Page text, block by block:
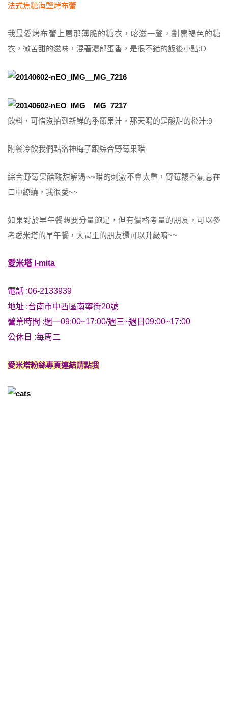
法式焦糖海鹽烤布蕾
我最愛烤布蕾上層那薄脆的糖衣，喀滋一聲，劃開褐色的糖
衣，微苦甜的滋味，混著濃郁蛋香，是很不錯的飯後小點:D
飲料，可惜沒拍到新鮮的季節果汁，那天喝的是酸甜的橙汁:9
附餐冷飲我們點洛神梅子跟綜合野莓果醋
綜合野莓果醋酸甜解渴~~醋的刺激不會太重，野莓馥香氣息在
口中繚繞，我很愛~~
如果對於早午餐想要分量飽足，但有價格考量的朋友，可以參
考愛米塔的早午餐，大胃王的朋友還可以升級唷~~
愛米塔 I-mita
電話 :06-2133939
地址 :台南市中西區南寧街20號
營業時間 :週一09:00~17:00/週三~週日09:00~17:00
公休日 :每周二
愛米塔粉絲專頁連結請點我